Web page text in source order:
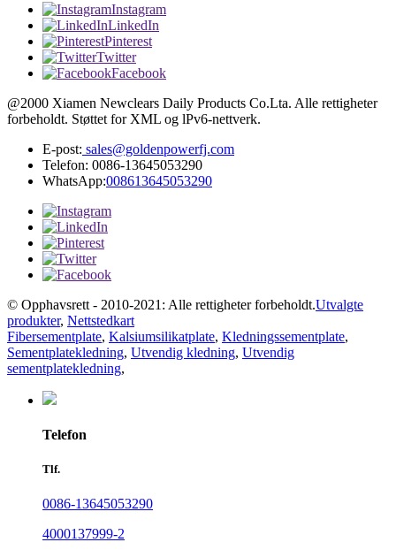
Instagram
LinkedIn
Pinterest
Twitter
Facebook
@2000 Xiamen Newclears Daily Products Co.Lta. Alle rettigheter
forbeholdt. Støttet for XML og lPv6-nettverk.
E-post: sales@goldenpowerfj.com
Telefon: 0086-13645053290
WhatsApp:008613645053290
© Opphavsrett - 2010-2021: Alle rettigheter forbeholdt.Utvalgte
produkter, Nettstedkart
Fibersementplate, Kalsiumsilikatplate, Kledningssementplate,
Sementplatekledning, Utvendig kledning, Utvendig
sementplatekledning,
Telefon
Tlf.
0086-13645053290
4000137999-2